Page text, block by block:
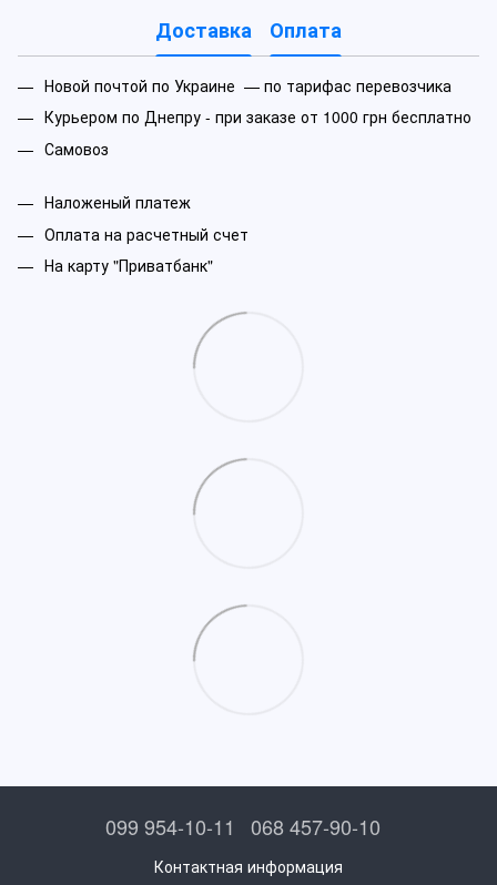
Доставка Оплата
Новой почтой по Украине — по тарифас перевозчика
Курьером по Днепру - при заказе от 1000 грн бесплатно
Самовоз
Наложеный платеж
Оплата на расчетный счет
На карту "Приватбанк"
099 954-10-11 068 457-90-10
Контактная информация